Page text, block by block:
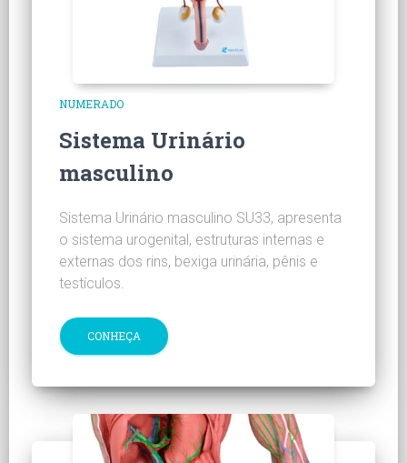
NUMERADO
Sistema Urinário
masculino
Sistema Urinário masculino SU33, apresenta
o sistema urogenital, estruturas internas e
externas dos rins, bexiga urinária, pênis e
testículos.
CONHEÇA